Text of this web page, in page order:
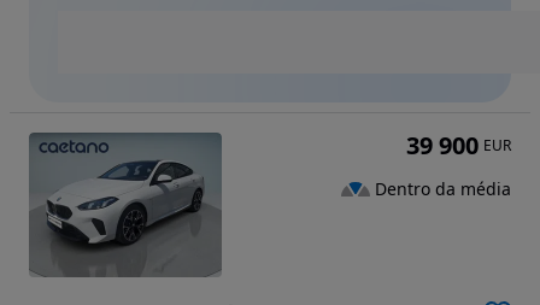
39 900 EUR
Dentro da média